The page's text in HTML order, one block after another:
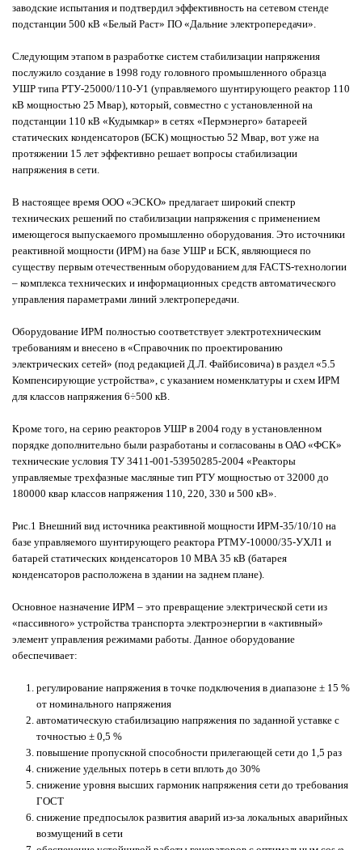
заводские испытания и подтвердил эффективность на сетевом стенде
подстанции 500 кВ «Белый Раст» ПО «Дальние электропередачи».
Следующим этапом в разработке систем стабилизации напряжения
послужило создание в 1998 году головного промышленного образца
УШР типа РТУ-25000/110-У1 (управляемого шунтирующего реактор 110
кВ мощностью 25 Мвар), который, совместно с установленной на
подстанции 110 кВ «Кудымкар» в сетях «Пермэнерго» батареей
статических конденсаторов (БСК) мощностью 52 Мвар, вот уже на
протяжении 15 лет эффективно решает вопросы стабилизации
напряжения в сети.
В настоящее время ООО «ЭСКО» предлагает широкий спектр
технических решений по стабилизации напряжения с применением
имеющегося выпускаемого промышленно оборудования. Это источники
реактивной мощности (ИРМ) на базе УШР и БСК, являющиеся по
существу первым отечественным оборудованием для FACTS-технологии
– комплекса технических и информационных средств автоматического
управления параметрами линий электропередачи.
Оборудование ИРМ полностью соответствует электротехническим
требованиям и внесено в «Справочник по проектированию
электрических сетей» (под редакцией Д.Л. Файбисовича) в раздел «5.5
Компенсирующие устройства», с указанием номенклатуры и схем ИРМ
для классов напряжения 6÷500 кВ.
Кроме того, на серию реакторов УШР в 2004 году в установленном
порядке дополнительно были разработаны и согласованы в ОАО «ФСК»
технические условия ТУ 3411-001-53950285-2004 «Реакторы
управляемые трехфазные масляные тип РТУ мощностью от 32000 до
180000 квар классов напряжения 110, 220, 330 и 500 кВ».
Рис.1 Внешний вид источника реактивной мощности ИРМ-35/10/10 на
базе управляемого шунтирующего реактора РТМУ-10000/35-УХЛ1 и
батарей статических конденсаторов 10 МВА 35 кВ (батарея
конденсаторов расположена в здании на заднем плане).
Основное назначение ИРМ – это превращение электрической сети из
«пассивного» устройства транспорта электроэнергии в «активный»
элемент управления режимами работы. Данное оборудование
обеспечивает:
регулирование напряжения в точке подключения в диапазоне ± 15 %
от номинального напряжения
автоматическую стабилизацию напряжения по заданной уставке с
точностью ± 0,5 %
повышение пропускной способности прилегающей сети до 1,5 раз
снижение удельных потерь в сети вплоть до 30%
снижение уровня высших гармоник напряжения сети до требования
ГОСТ
снижение предпосылок развития аварий из-за локальных аварийных
возмущений в сети